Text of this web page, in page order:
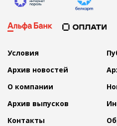
Условия
Архив новостей
О компании
Архив выпусков
Контакты